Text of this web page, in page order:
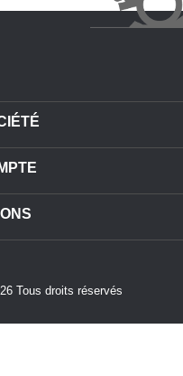
Tous droits réservés